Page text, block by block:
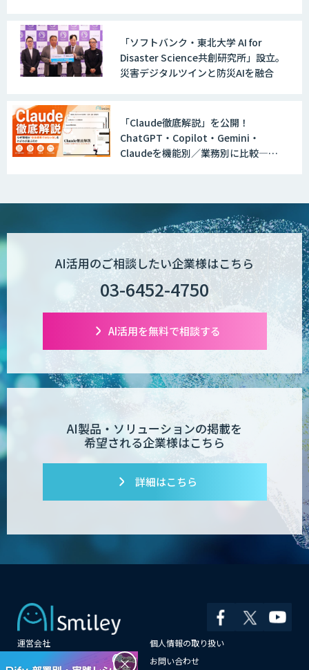
「ソフトバンク・東北大学 AI for
Disaster Science共創研究所」設立。
災害デジタルツインと防災AIを融合
「Claude徹底解説」を公開！
ChatGPT・Copilot・Gemini・
Claudeを機能別／業務別に比較―自
AI活用のご相談したい企業様はこちら
03-6452-4750
AI活用を無料で相談する
AI製品・ソリューションの掲載を
希望される企業様はこちら
詳細はこちら
運営会社
個人情報の取り扱い
お問い合わせ
×